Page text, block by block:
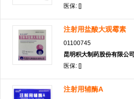
医保: []
注射用盐酸大观霉素
01100745
昆明积大制药股份有限公司
医保: []
注射用辅酶A